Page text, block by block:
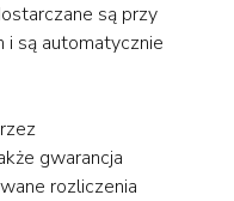
są przy
i są automatycznie
gwarancja
rozliczenia